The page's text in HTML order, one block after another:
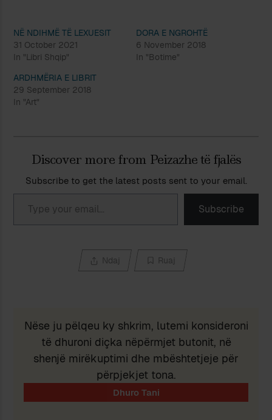
NË NDIHMË TË LEXUESIT
31 October 2021
In "Libri Shqip"
DORA E NGROHTË
6 November 2018
In "Botime"
ARDHMËRIA E LIBRIT
29 September 2018
In "Art"
Discover more from Peizazhe të fjalës
Subscribe to get the latest posts sent to your email.
Type your email…
Subscribe
Ndaj Ruaj
Nëse ju pëlqeu ky shkrim, lutemi konsideroni
të dhuroni diçka nëpërmjet butonit, në
shenjë mirëkuptimi dhe mbështetjeje për
përpjekjet tona.